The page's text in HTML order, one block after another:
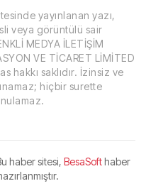
yayınlanan yazı,
veya görüntülü sair
MEDYA İLETİŞİM
VE TİCARET LİMİTED
hakkı saklıdır. İzinsiz ve
hiçbir surette
haber sitesi, BesaSofthaber